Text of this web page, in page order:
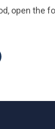
open the